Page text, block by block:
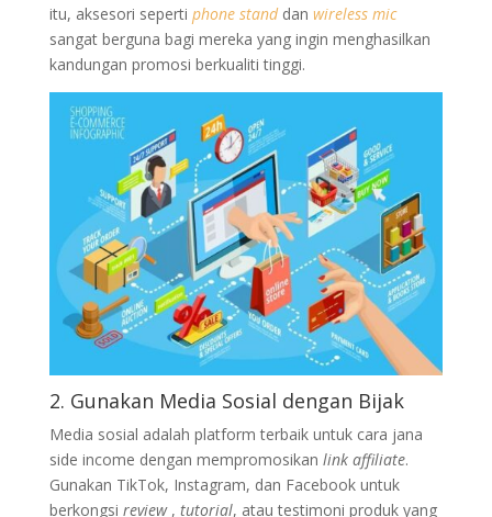
itu, aksesori seperti phone stand dan wireless mic
sangat berguna bagi mereka yang ingin menghasilkan
kandungan promosi berkualiti tinggi.
2. Gunakan Media Sosial dengan Bijak
Media sosial adalah platform terbaik untuk cara jana
side income dengan mempromosikan link affiliate.
Gunakan TikTok, Instagram, dan Facebook untuk
berkongsi review , tutorial, atau testimoni produk yang